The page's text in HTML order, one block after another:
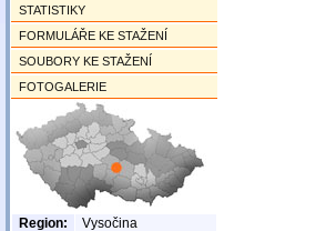
STATISTIKY
FORMULÁŘE KE STAŽENÍ
SOUBORY KE STAŽENÍ
FOTOGALERIE
Region:
Vysočina